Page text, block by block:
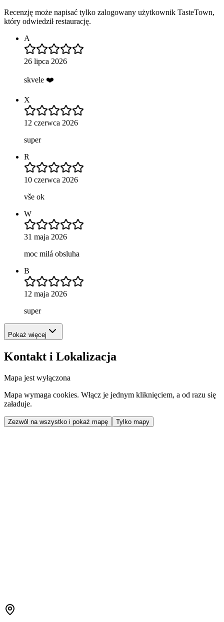
Recenzję może napisać tylko zalogowany użytkownik TasteTown,
który odwiedził restaurację.
A
26 lipca 2026
skvele ❤️
X
12 czerwca 2026
super
R
10 czerwca 2026
vše ok
W
31 maja 2026
moc milá obsluha
B
12 maja 2026
super
Pokaż więcej
Kontakt i Lokalizacja
Mapa jest wyłączona
Mapa wymaga cookies. Włącz je jednym kliknięciem, a od razu się
załaduje.
Zezwól na wszystko i pokaż mapę Tylko mapy